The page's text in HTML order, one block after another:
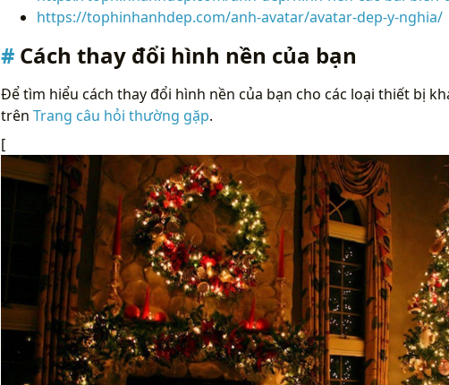
https://tophinhanhdep.com/anh-avatar/avatar-dep-y-nghia/
Cách thay đổi hình nền của bạn
Để tìm hiểu cách thay đổi hình nền của bạn cho các loại thiết bị
trên Trang câu hỏi thường gặp.
[